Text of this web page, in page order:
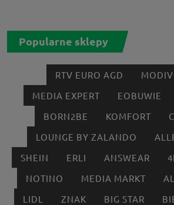
Popularne sklepy
RTV EURO AGD
MEDIA EXPERT
EOBUWIE
BORN2BE
KOMFORT
LOUNGE BY ZALANDO
SHEIN
ERLI ANSWEAR
NOTINO
MEDIA MARKT
LIDL
ZNAK BIG STAR